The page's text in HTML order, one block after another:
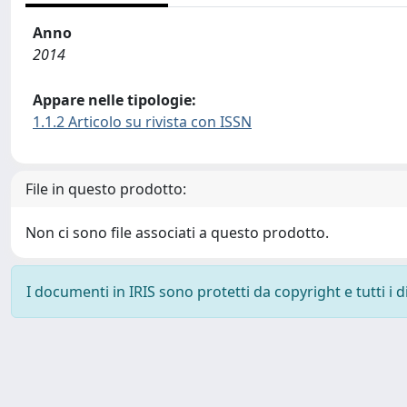
Anno
2014
Appare nelle tipologie:
1.1.2 Articolo su rivista con ISSN
File in questo prodotto:
Non ci sono file associati a questo prodotto.
I documenti in IRIS sono protetti da copyright e tutti i